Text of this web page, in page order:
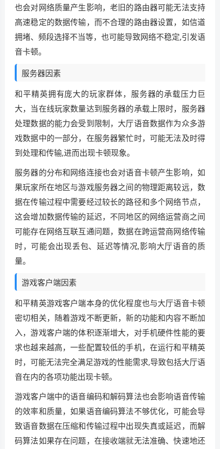
也会对网络质量产生影响，老旧的路由器可能无法支持
高速稳定的数据传输，而不合理的路由器设置，如信道
拥堵、频段选择不当等，也可能导致网络不稳定,引发语
音卡顿。
服务器因素
和平精英拥有庞大的玩家群体，服务器的承载压力巨
大，当在线玩家数量达到服务器的承载上限时，服务器
处理数据的能力会受到限制，大厅语音数据作为众多游
戏数据中的一部分，在服务器繁忙时，可能无法及时得
到处理和传输,进而出现卡顿现象。
服务器的分布和网络连接也会对语音卡顿产生影响，如
果玩家所在地区与游戏服务器之间的物理距离较远，数
据在传输过程中需要经过较长的路径和多个网络节点，
这会增加数据传输的延迟，不同地区的网络运营商之间
可能存在网络互联互通问题，数据在跨运营商网络传输
时，可能会出现丢包、延迟等情况,影响大厅语音的质
量。
游戏客户端因素
和平精英游戏客户端本身的优化程度也与大厅语音卡顿
密切相关，随着游戏不断更新，新的功能和内容不断加
入，游戏客户端的体积逐渐增大，对手机硬件性能的要
求也越来越高，一些配置较低的手机，在运行和平精英
时，可能无法完全满足游戏的性能需求,导致包括大厅语
音在内的各项功能出现卡顿。
游戏客户端中的语音编码和解码算法也会影响语音传输
的效率和质量，如果语音编码算法不够优化，可能会导
致语音数据在压缩和传输过程中出现失真或延迟，而解
码算法如果存在问题，在接收端就无法准确、快速地还